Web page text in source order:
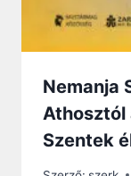
Nemanja
Athosztól
Szentek